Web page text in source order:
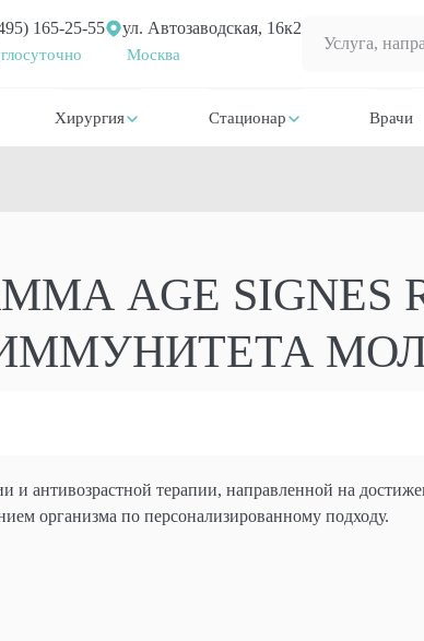
165-25-55
Москва
ул. Автозаводская, 16к2
Хирургия Стационар Врачи
AGE SIGNES
ИММУНИТЕТА
и антивозрастной терапии, направленной на
организма по персонализированному подходу.